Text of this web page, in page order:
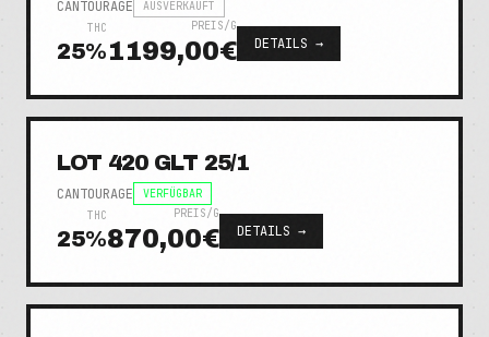
CANTOURAGE
AUSVERKAUFT
THC
25%
PREIS/G
1199,00€ DETAILS →
LOT 420 GLT 25/1
CANTOURAGE
VERFÜGBAR
THC
25%
PREIS/G
870,00€ DETAILS →